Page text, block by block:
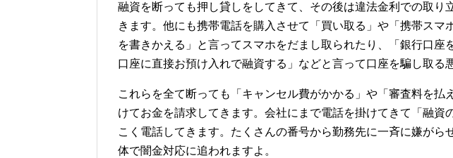
融資を断っても押し貸しをしてきて、その後は違法金利での取り
きます。他にも携帯電話を購入させて「買い取る」や「携帯スマ
を書きかえる」と言ってスマホをだまし取られたり、「銀行口座
口座に直接お預け入れで融資する」などと言って口座を騙し取る
これらを全て断っても「キャンセル費がかかる」や「審査料を払
けてお金を請求してきます。会社にまで電話を掛けてきて「融資
こく電話してきます。たくさんの番号から勤務先に一斉に嫌がら
体で闇金対応に追われますよ。